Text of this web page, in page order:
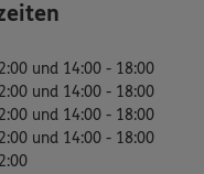
und 14:00 - 18:00
und 14:00 - 18:00
und 14:00 - 18:00
und 14:00 - 18:00